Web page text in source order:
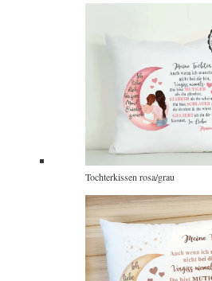
Tochterkissen rosa/grau